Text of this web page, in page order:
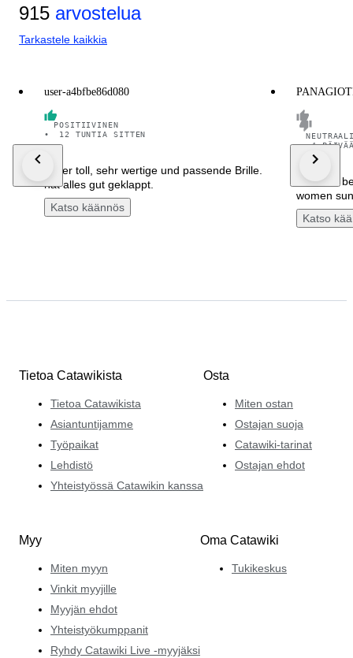
915 arvostelua
Tarkastele kaikkia
user-a4bfbe86d080
POSITIIVINEN
•
12 TUNTIA SITTEN
super toll, sehr wertige und passende Brille.
hat alles gut geklappt.
Katso käännös
•
4
It should
women
Katso
Tietoa Catawikista
Tietoa Catawikista
Asiantuntijamme
Työpaikat
Lehdistö
Yhteistyössä Catawikin kanssa
Osta
Miten ostan
Ostajan suoja
Catawiki-tarinat
Ostajan ehdot
Myy
Miten myyn
Vinkit myyjille
Myyjän ehdot
Yhteistyökumppanit
Ryhdy Catawiki Live -myyjäksi
Oma Catawiki
Tukikeskus